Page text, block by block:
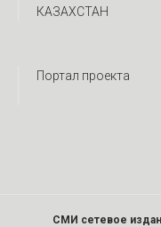
КАЗАХСТАН
Портал проекта
СМИ сетевое